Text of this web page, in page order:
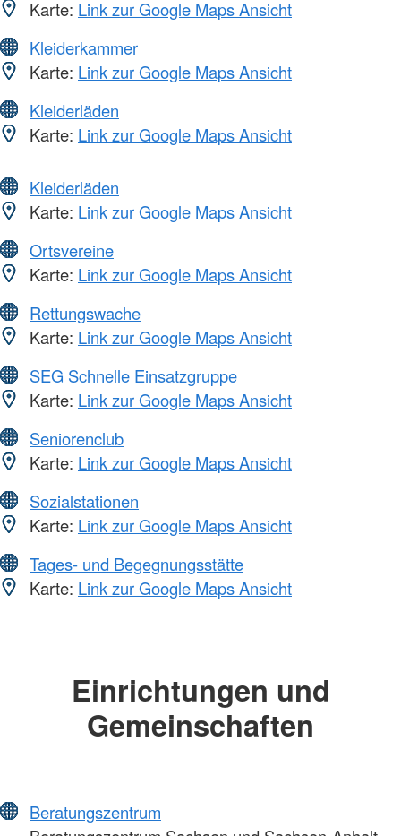
Karte: Link zur Google Maps Ansicht
Kleiderkammer
Karte: Link zur Google Maps Ansicht
Kleiderläden
Karte: Link zur Google Maps Ansicht
Kleiderläden
Karte: Link zur Google Maps Ansicht
Ortsvereine
Karte: Link zur Google Maps Ansicht
Rettungswache
Karte: Link zur Google Maps Ansicht
SEG Schnelle Einsatzgruppe
Karte: Link zur Google Maps Ansicht
Seniorenclub
Karte: Link zur Google Maps Ansicht
Sozialstationen
Karte: Link zur Google Maps Ansicht
Tages- und Begegnungsstätte
Karte: Link zur Google Maps Ansicht
Einrichtungen und
Gemeinschaften
Beratungszentrum